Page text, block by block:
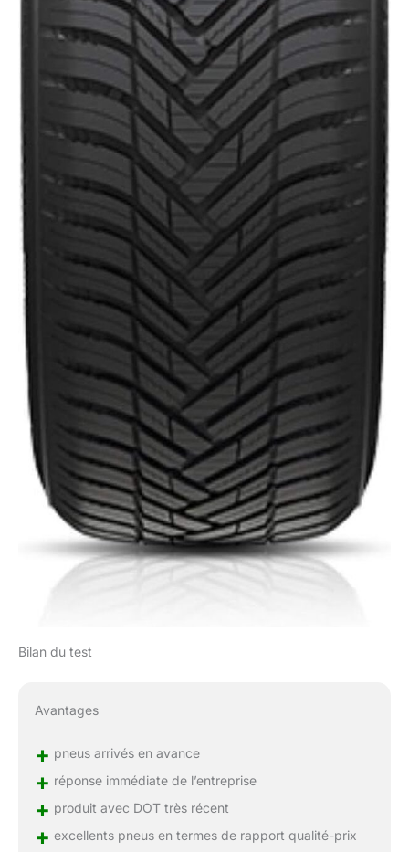
Bilan du test
Avantages
+ pneus arrivés en avance
+ réponse immédiate de l’entreprise
+ produit avec DOT très récent
+ excellents pneus en termes de rapport qualité-prix